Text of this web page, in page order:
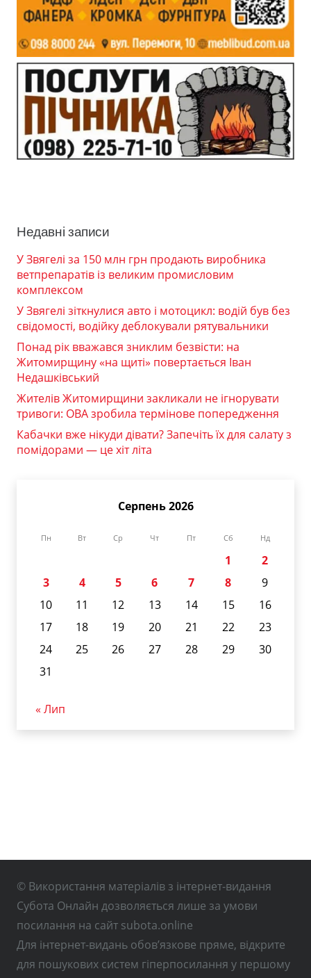
Недавні записи
У Звягелі за 150 млн грн продають виробника
ветпрепаратів із великим промисловим
комплексом
У Звягелі зіткнулися авто і мотоцикл: водій був без
свідомості, водійку деблокували рятувальники
Понад рік вважався зниклим безвісти: на
Житомирщину «на щиті» повертається Іван
Недашківський
Жителів Житомирщини закликали не ігнорувати
тривоги: ОВА зробила термінове попередження
Кабачки вже нікуди дівати? Запечіть їх для салату з
помідорами — це хіт літа
Серпень 2026
Пн Вт Ср Чт Пт Сб Нд
1
2
3
4 5 6 7 8
9
10
11 12 13 14 15
16
17
18 19 20 21 22
23
24
25 26 27 28 29
30
31
« Лип
© Використання матеріалів з інтернет-видання
Субота Онлайн дозволяється лише за умови
посилання на сайт subota.online
Для інтернет-видань обов’язкове пряме, відкрите
для пошукових систем гіперпосилання у першому